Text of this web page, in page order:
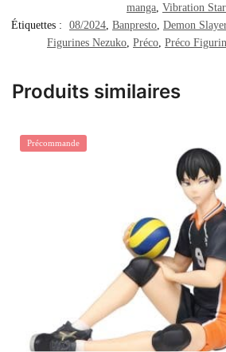
manga Vibration
Étiquettes :
08/2024 Banpresto Demon Slayer
Figurines Nezuko Préco Préco
Produits similaires
Précommande